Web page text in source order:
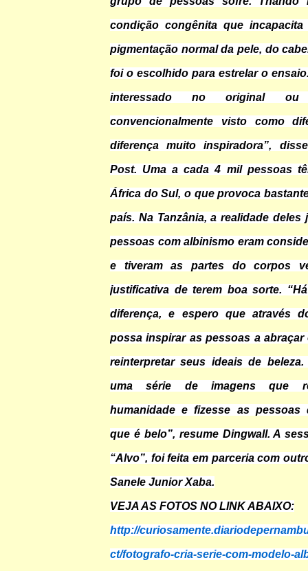
condição congênita que
pigmentação normal da pele, do
foi o escolhido para estrelar o
interessado no original
convencionalmente visto como
diferença muito inspiradora”,
Post. Uma a cada 4 mil pessoas
África do Sul, o que provoca
país. Na Tanzânia, a realidade
pessoas com albinismo eram
e tiveram as partes do corpos
justificativa de terem boa sorte.
diferença, e espero que através
possa inspirar as pessoas a abraçar
reinterpretar seus ideais de
uma série de imagens que
humanidade e fizesse as pessoas
que é belo”, resume Dingwall. A
“Alvo”, foi feita em parceria com
Sanele Junior Xaba.
VEJA AS FOTOS NO LINK ABAIXO:
http://
ct/fotografo-cria-serie-com-modelo-